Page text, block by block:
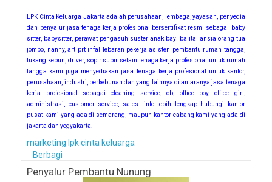
LPK Cinta Keluarga Jakarta adalah perusahaan, lembaga, yayasan, penyedia
dan penyalur jasa tenaga kerja profesional bersertifikat resmi sebagai baby
sitter, babysitter, perawat pengasuh suster anak bayi balita lansia orang tua
jompo, nanny, art prt infal lebaran pekerja asisten pembantu rumah tangga,
tukang kebun, driver, sopir supir selain tenaga kerja profesional untuk rumah
tangga kami juga menyediakan jasa tenaga kerja profesional untuk kantor,
perusahaan, industri, perkebunan dan yang lainnya di antaranya jasa tenaga
kerja profesional sebagai cleaning service, ob, office boy, office girl,
administrasi, customer service, sales. info lebih lengkap hubungi kantor
pusat kami yang ada di semarang, maupun kantor cabang kami yang ada di
jakarta dan yogyakarta.
marketing lpk cinta keluarga
Berbagi
Penyalur Pembantu Nunung